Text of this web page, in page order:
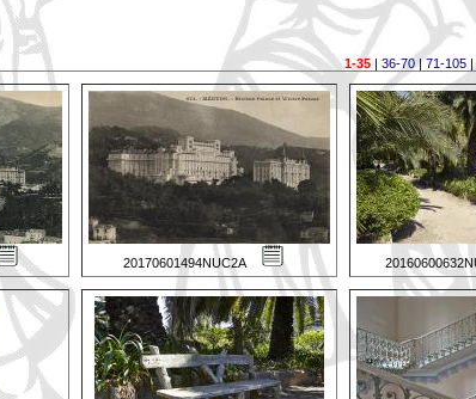
1-35| 36-70|71-105|
20170601494NUC2A